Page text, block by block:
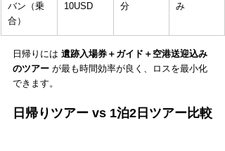
バン（乗
合）
10USD
分
み
日帰りには 遺跡入場券＋ガイド＋空港送迎込み
のツアー が最も時間効率が良く、ロスを最小化
できます。
日帰りツアー vs 1泊2日ツアー比較